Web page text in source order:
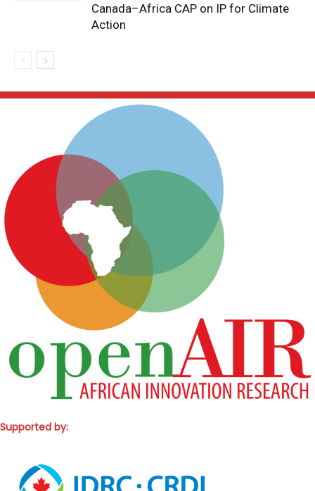
Canada–Africa CAP on IP for Climate
Action
Supported by: